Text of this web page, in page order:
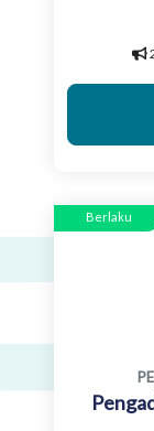
Berlaku